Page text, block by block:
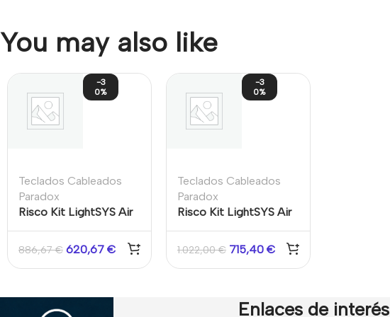
You may also like
-3
0%
Teclados Cableados
Paradox
Risco Kit LightSYS Air
PIRCAM + Detector
iWAVE + Teclado
886,67€ 620,67 €
-3
0%
Teclados Cableados
Paradox
Risco Kit LightSYS Air
+ 2 PIRCAM + PIR +
Mando + Teclado +
1.022,00€ 715,40 €
Enlaces de interés